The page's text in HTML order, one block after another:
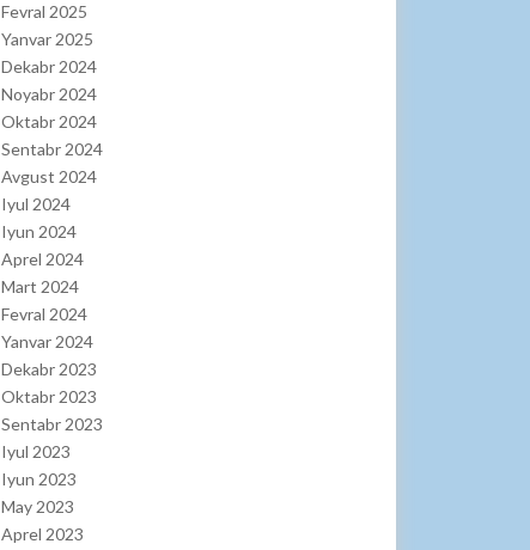
Fevral 2025
Yanvar 2025
Dekabr 2024
Noyabr 2024
Oktabr 2024
Sentabr 2024
Avgust 2024
Iyul 2024
Iyun 2024
Aprel 2024
Mart 2024
Fevral 2024
Yanvar 2024
Dekabr 2023
Oktabr 2023
Sentabr 2023
Iyul 2023
Iyun 2023
May 2023
Aprel 2023